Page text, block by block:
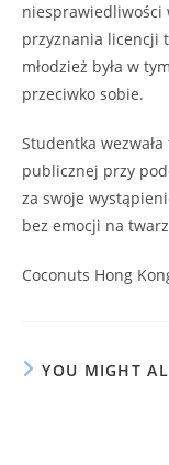
niesprawiedliwości
przyznania licencji
młodzież była w
przeciwko sobie.
Studentka
publicznej przy
za swoje
bez emocji na
Coconuts Hong
YOU MIGHT